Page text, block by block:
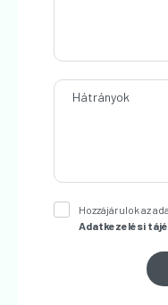
Hátrányok
Hozzájárulok az
Adatkezelési